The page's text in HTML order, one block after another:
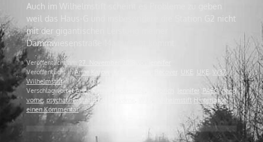
Auch im Wilhelmstift scheint es Probleme zu geben
weil das Haus-G und insbesondere die Station G2 nicht
mit der gigantischen Leistung meiner
Dammwiesenstraße 14a zurecht kommt.
Veröffentlicht am 27. November 2018
Veröffentlicht inAnne Karow UKE W37,
Wilhelmstift
VerschlagwortetAnne Karow Jennifer, PAEG,paeg
vorne, psychatrie,station , Wilhelmstift Hinterlasse
einen Kommentar